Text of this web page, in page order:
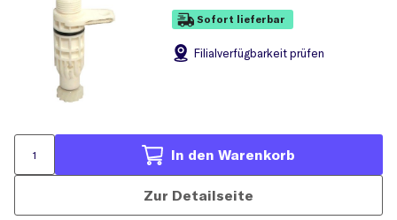
Sofort lieferbar
Filialverfügbarkeit prüfen
In den Warenkorb
Zur Detailseite